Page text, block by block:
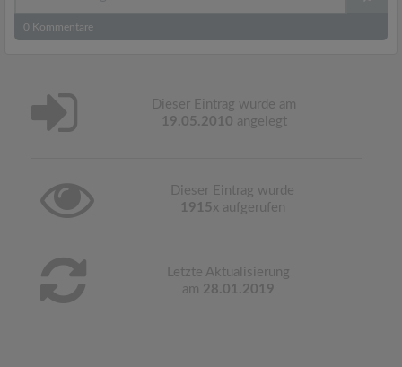
0 Kommentare
Dieser Eintrag wurde am
19.05.2010 angelegt
Dieser Eintrag wurde
1915 x aufgerufen
Letzte Aktualisierung
am 28.01.2019